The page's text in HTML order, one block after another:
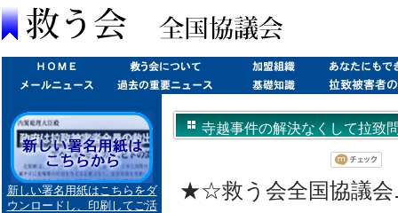
新しい署名用紙はこちらをダ
ウンロードし、印刷してご活
寺越事件の解決なくして拉致
★☆救う会全国協議